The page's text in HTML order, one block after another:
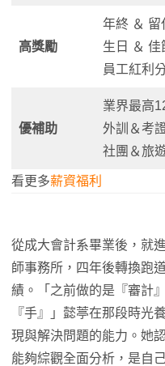
高獎勵
年終 ＆ 留
生日 ＆ 佳
員工紅利
優補助
業界最高
外訓＆考
社團＆旅
看更多薪資福利
從成大會計系畢業後，就
師事務所，四年後轉換跑
績。「之前做的是『審計
『手』」懿葶在那段時光
現與解決問題的能力。她
能夠綜觀全面分析，是自